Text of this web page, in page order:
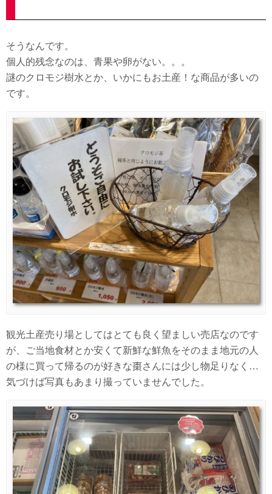
そうなんです。
個人的残念なのは、青果や卵がない。。。
謎のクロモジ樹水とか、いかにもお土産！な商品が多いの
です。
観光土産売り場としてはとても良く望ましい売店なのです
が、ご当地食材とか安くて新鮮な鮮魚をそのまま地元の人
の様に買って帰るのが好きな棗さんには少し物足りなく…
気づけば写真もあまり撮っていませんでした。